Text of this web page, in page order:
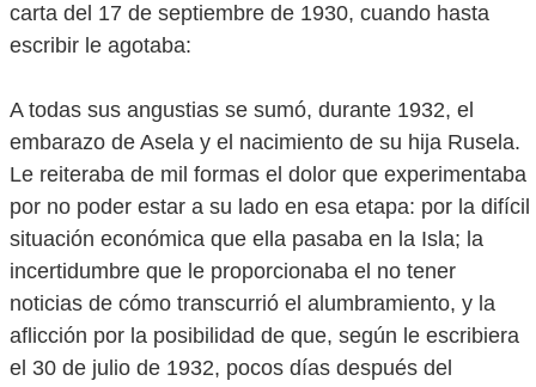
carta del 17 de septiembre de 1930, cuando hasta
escribir le agotaba:
A todas sus angustias se sumó, durante 1932, el
embarazo de Asela y el nacimiento de su hija Rusela.
Le reiteraba de mil formas el dolor que experimentaba
por no poder estar a su lado en esa etapa: por la difícil
situación económica que ella pasaba en la Isla; la
incertidumbre que le proporcionaba el no tener
noticias de cómo transcurrió el alumbramiento, y la
aflicción por la posibilidad de que, según le escribiera
el 30 de julio de 1932, pocos días después del